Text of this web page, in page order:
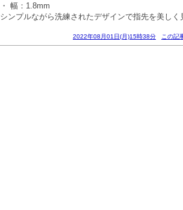
・ 幅：1.8mm
シンプルながら洗練されたデザインで指先を美しく
2022年08月01日(月)15時38分 この記